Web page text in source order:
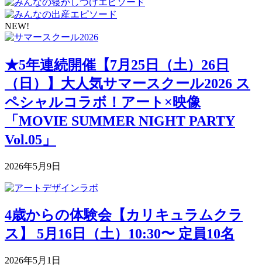
NEW!
★5年連続開催【7月25日（土）26日
（日）】大人気サマースクール2026 ス
ペシャルコラボ！アート×映像
「MOVIE SUMMER NIGHT PARTY
Vol.05」
2026年5月9日
4歳からの体験会【カリキュラムクラ
ス】 5月16日（土）10:30〜 定員10名
2026年5月1日